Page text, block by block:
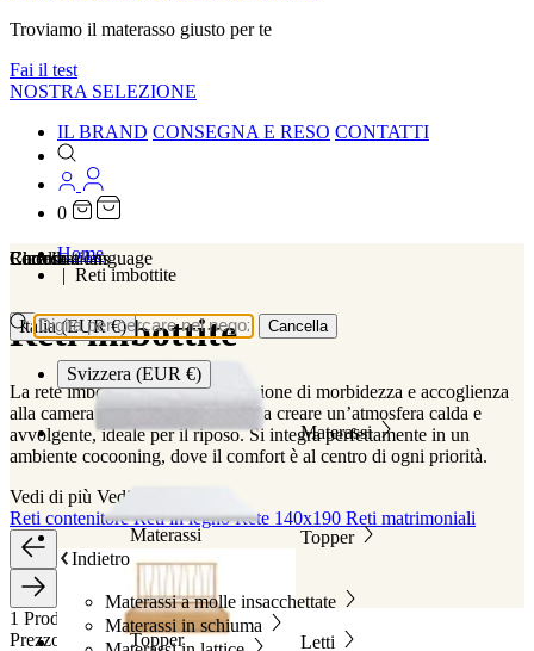
Troviamo il materasso giusto per te
Fai il test
NOSTRA SELEZIONE
IL BRAND CONSEGNA E RESO CONTATTI
0
Materassi
Indietro
Materassi
Materassi a molle insacchettate
Materassi in schiuma
Topper
Topper Letti
Localizations
Italia (EUR €)
Svizzera (EUR €)
Choose a language
Ricerca
Cancella
CarrelloHome
Reti imbottite
Reti imbottite
La rete imbottita dona una sensazione di morbidezza e accoglienza
alla camera da letto. Contribuisce a creare un’atmosfera calda e
avvolgente, ideale per il riposo. Si integra perfettamente in un
ambiente cocooning, dove il comfort è al centro di ogni priorità.
Vedi di più Vedi meno
Reti contenitore Reti in legno Rete 140x190 Reti matrimoniali
1 Prodotto
Prezzo